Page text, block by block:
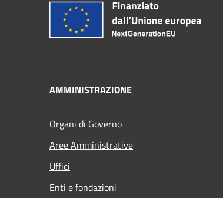
AMMINISTRAZIONE
Organi di Governo
Aree Amministrative
Uffici
Enti e fondazioni